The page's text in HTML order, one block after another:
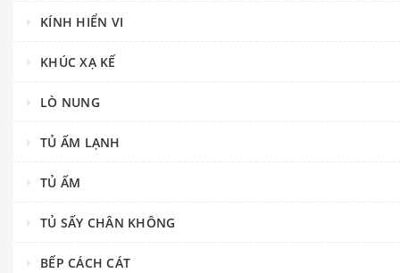
KÍNH HIỂN VI
KHÚC XẠ KẾ
LÒ NUNG
TỦ ẤM LẠNH
TỦ ẤM
TỦ SẤY CHÂN KHÔNG
BẾP CÁCH CÁT